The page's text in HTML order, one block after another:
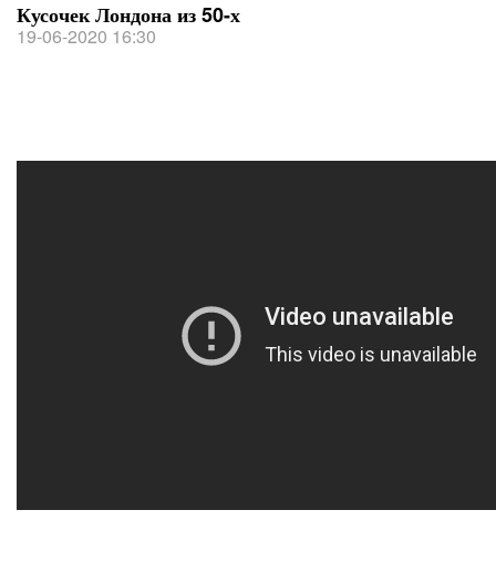
Кусочек Лондона из 50-х
19-06-2020 16:30